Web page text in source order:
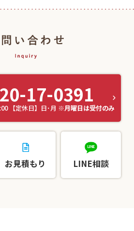
17-0391
【定休日】日･月 ※月曜日は受付のみ
お見積もり LINE相談